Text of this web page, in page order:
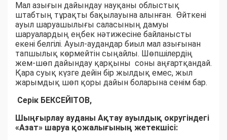
Мал азығын дайындау науқаны облыстық
штабтың тұрақты бақылауына алынған. Өйткені
ауыл шаруашылығы саласының дамуы
шаруалардың еңбек нәтижесіне байланысты
екені белгілі. Ауыл-аудандар биыл мал азығынан
тапшылық көрмейтін сыңайлы. Шөпшілердің
жем-шөп дайындау қарқыны соны аңғартқандай.
Қара суық күзге дейін бір жылдық емес, жыл
жарымдық шөп қоры дайын боларына сенім бар.
Серік БЕКСЕЙІТОВ,
Шыңғырлау ауданы Ақтау ауылдық округіндегі
«Азат» шаруа қожалығының жетекшісі: